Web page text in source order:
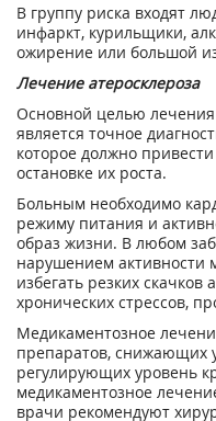
В группу риска входят
инфаркт, курильщики,
ожирение или большой
Лечение атеросклероза
Основной целью лечения
является точное
которое должно
остановке их роста.
Больным необходимо
режиму питания и
образ жизни. В любом
нарушением активности
избегать резких
хронических стрессов,
Медикаментозное
препаратов, снижающих
регулирующих уровень
медикаментозное
врачи рекомендуют